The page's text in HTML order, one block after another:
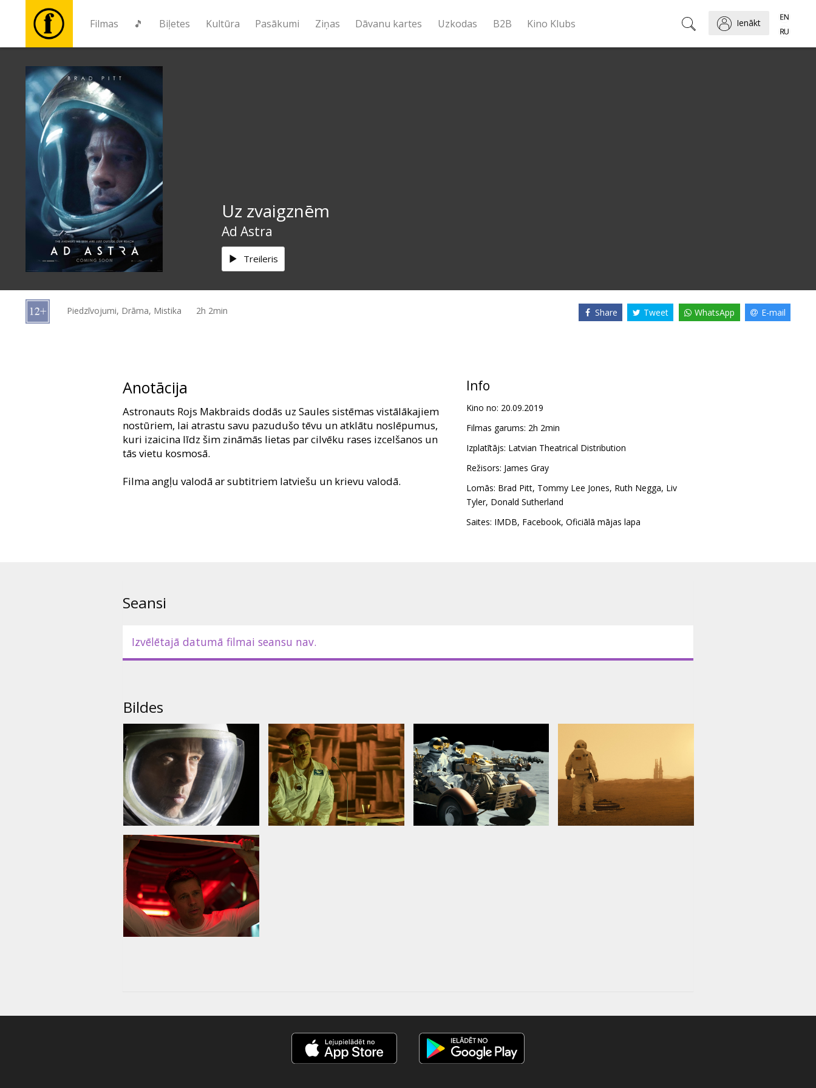
Filmas 🎵 Biļetes Kultūra Pasākumi Ziņas Dāvanu kartes Uzkodas B2B Kino Klubs Ienākt
Filmas
🎵
Biļetes
Kultūra
Pasākumi
Ziņas
kartes
Uz zvaigznēm
Ad Astra
Treileris
Piedzīvojumi, Drāma, Mistika 2h 2min Share Tweet WhatsApp E-mail
Anotācija
Astronauts Rojs Makbraids dodās uz Saules sistēmas vistālākajiem
nostūriem, lai atrastu savu pazudušo tēvu un atklātu noslēpumus,
kuri izaicina līdz šim zināmās lietas par cilvēku rases izcelšanos un
tās vietu kosmosā.
Filma angļu valodā ar subtitriem latviešu un krievu valodā.
Info
Kino no: 20.09.2019
Filmas garums: 2h 2min
Izplatītājs: Latvian Theatrical Distribution
Režisors: James Gray
Lomās: Brad Pitt, Tommy Lee Jones, Ruth Negga, Liv
Tyler, Donald Sutherland
Saites: IMDB, Facebook, Oficiālā mājas lapa
Seansi
Izvēlētajā datumā filmai seansu nav.
Bildes